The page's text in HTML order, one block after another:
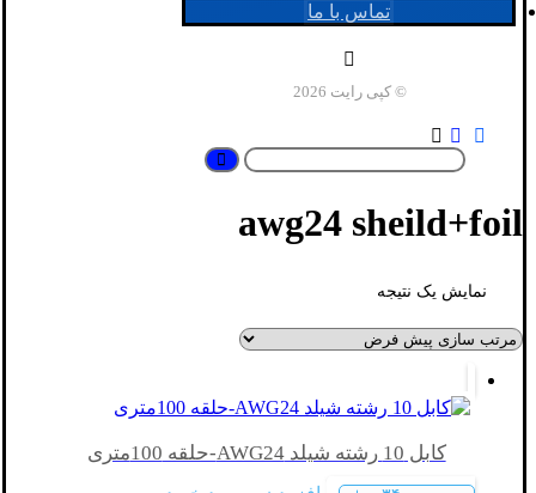
تماس با ما
© کپی رایت 2026
awg24 sheild+foil
نمایش یک نتیجه
کابل 10 رشته شیلد AWG24-حلقه 100متری